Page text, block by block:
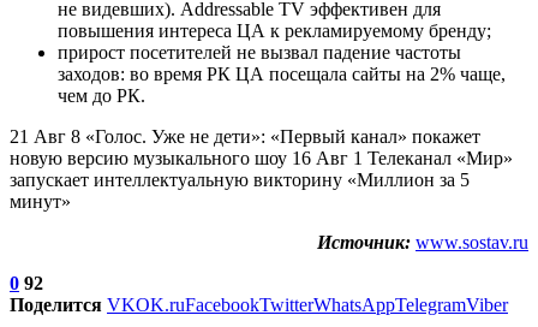
не видевших). Addressable TV эффективен для
повышения интереса ЦА к рекламируемому бренду;
прирост посетителей не вызвал падение частоты
заходов: во время РК ЦА посещала сайты на 2% чаще,
чем до РК.
21 Авг 8 «Голос. Уже не дети»: «Первый канал» покажет
новую версию музыкального шоу 16 Авг 1 Телеканал «Мир»
запускает интеллектуальную викторину «Миллион за 5
минут»
Источник: www.sostav.ru
0 92
Поделится VKOK.ruFacebookTwitterWhatsAppTelegramViber